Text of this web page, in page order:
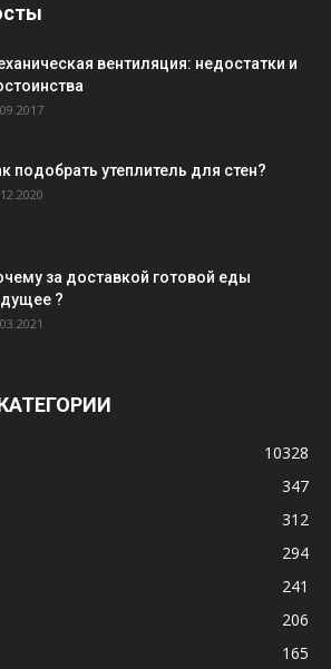
вентиляция: недостатки и
подобрать утеплитель для стен?
за доставкой готовой еды
?
10328
347
312
294
241
206
165